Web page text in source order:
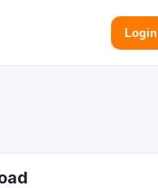
Login